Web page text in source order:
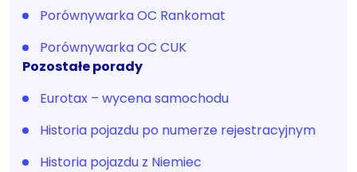
Porównywarka OC Rankomat
Porównywarka OC CUK
Pozostałe porady
Eurotax – wycena samochodu
Historia pojazdu po numerze rejestracyjnym
Historia pojazdu z Niemiec